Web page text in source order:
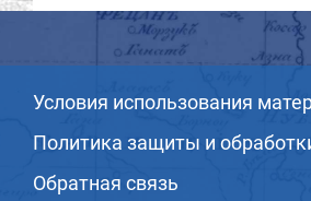
Условия использования
Политика защиты и
Обратная связь